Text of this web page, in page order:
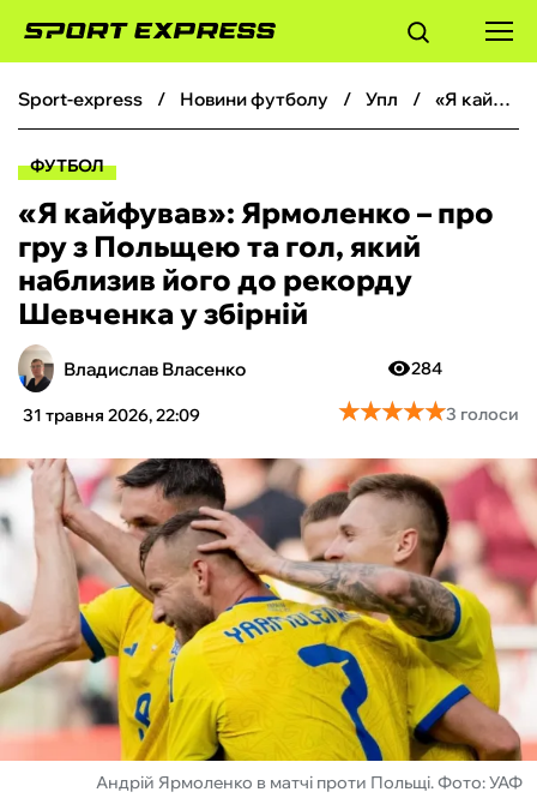
ФУТБОЛ
БОКС
ХОКЕЙ
ТЕНІС
КІБЕРСПОРТ
ЧС-2026
ФУТЗАЛ
ІНШІ
БУКМЕКЕРИ
sport-express новини футболу упл «Я кайфував‎»: Ярмоленко – про гру з Польщею та гол, який наблизив його до рекорду Шевченка у збірній
ФУТБОЛ
«Я кайфував‎»: Ярмоленко – про
гру з Польщею та гол, який
наблизив його до рекорду
Шевченка у збірній
Владислав Власенко
31 травня 2026, 22:09
284
★★★★★
★★★★★3 голоси
Андрій Ярмоленко в матчі проти Польщі. Фото: УАФ